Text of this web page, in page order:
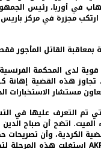
في أوربا، رئيس
ارتكب مجزرة في مركز
بمعاقبة القاتل
لدى المحكمة
مستشار الاستخبارات
تم التعرف عليها في